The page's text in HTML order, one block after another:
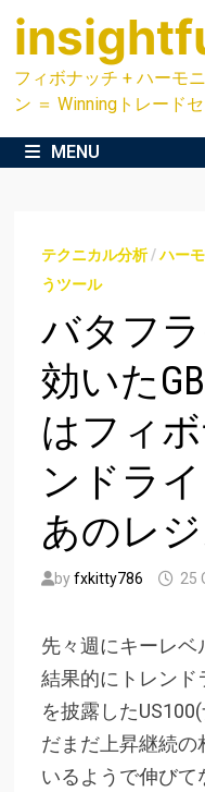
Skip
content
フィボナッチ + ハーモ
ン ＝ Winningトレード
MENU
テクニカル分析/ハー
うツール
バタフ
効いた
はフィ
ンドライ
あのレ
byfxkitty786 25
先々週にキーレベ
結果的にトレンド
を披露した
だまだ上昇継続の
いるようで伸びて